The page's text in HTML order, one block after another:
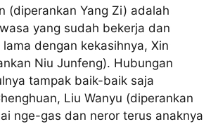
(diperankan Yang Zi) adalah
yang sudah bekerja dan
dengan kekasihnya, Xin
Niu Junfeng). Hubungan
tampak baik-baik saja
Liu Wanyu (diperankan
nge-gas dan neror terus anaknya